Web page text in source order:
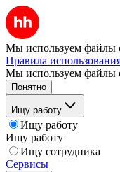
Мы используем файлы
Правила
Мы используем файлы
Понятно
Ищу работу
Ищу работу
Ищу работу
Ищу сотрудника
Сервисы